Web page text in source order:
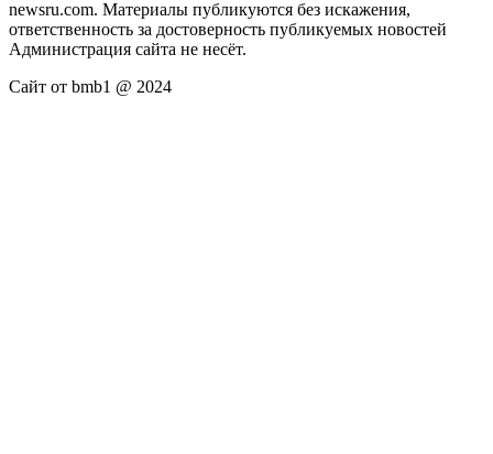
newsru.com. Материалы публикуются без искажения,
ответственность за достоверность публикуемых новостей
Администрация сайта не несёт.
Сайт от bmb1 @ 2024